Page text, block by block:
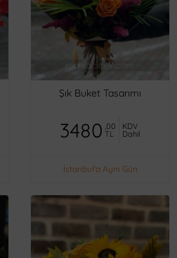
Şık Buket Tasarımı
3480 ,00
TL
KDV
Dahil
İstanbul'a Aynı Gün